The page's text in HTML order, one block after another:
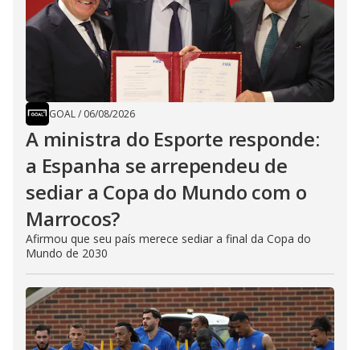
GOAL/ 06/08/2026
A ministra do Esporte responde:
a Espanha se arrependeu de
sediar a Copa do Mundo com o
Marrocos?
Afirmou que seu país merece sediar a final da Copa do
Mundo de 2030